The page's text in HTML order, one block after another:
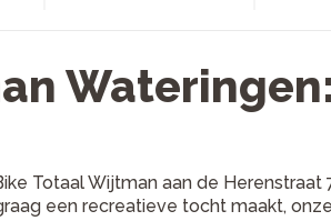
Totaal Wijtman aan de
een recreatieve tocht maakt,